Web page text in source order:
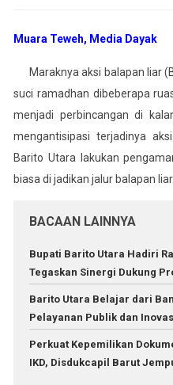
Muara Teweh, Media Dayak
Maraknya aksi balapan liar
suci ramadhan dibeberapa
menjadi perbincangan di
mengantisipasi terjadinya
Barito Utara lakukan
biasa di jadikan jalur balapan liar.
BACAAN LAINNYA
Bupati Barito Utara Hadiri
Tegaskan Sinergi Dukung
Barito Utara Belajar dari
Pelayanan Publik dan
Perkuat Kepemilikan
IKD, Disdukcapil Barut